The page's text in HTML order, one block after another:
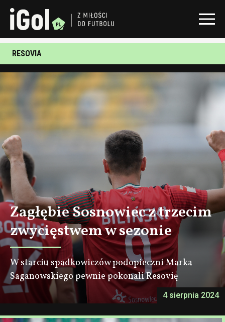
RESOVIA
4 sierpnia 2024
Zagłębie Sosnowiec z trzecim
zwycięstwem w sezonie
W starciu spadkowiczów podopieczni Marka
Saganowskiego pewnie pokonali Resovię